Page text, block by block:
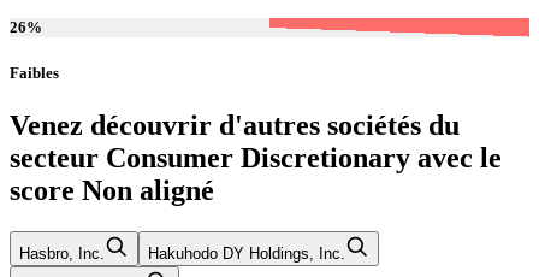
26%
Faibles
Venez découvrir d'autres sociétés du
secteur Consumer Discretionary avec le
score Non aligné
Hasbro, Inc.
Hakuhodo DY Holdings, Inc.